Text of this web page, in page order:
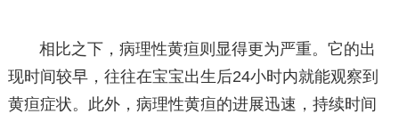
相比之下，病理性黄疸则显得更为严重。它的出
现时间较早，往往在宝宝出生后24小时内就能观察到
黄疸症状。此外，病理性黄疸的进展迅速，持续时间